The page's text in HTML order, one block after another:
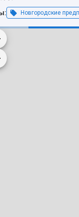
Новгородские